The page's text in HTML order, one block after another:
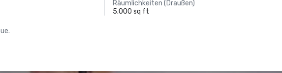
Räumlichkeiten (Draußen)
5.000 sq ft